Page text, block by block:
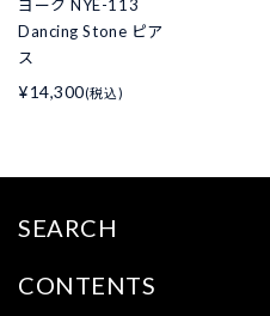
ヨーク NYE-113
Dancing Stone ピア
ス
¥14,300(税込)
SEARCH
CONTENTS